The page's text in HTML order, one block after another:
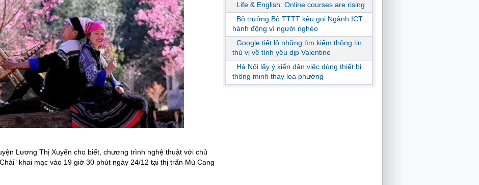
Lương Thị Xuyến cho biết, chương trình nghệ thuật với chủ
khai mạc vào 19 giờ 30 phút ngày 24/12 tại thị trấn Mù Cang
Life & English: Online courses are rising
Bộ trưởng Bộ TTTT kêu gọi Ngành ICT
hành động vì người nghèo
Google tiết lộ những tìm kiếm thông tin
thú vị về tình yêu dịp Valentine
Hà Nội lấy ý kiến dân việc dùng thiết bị
thông minh thay loa phường